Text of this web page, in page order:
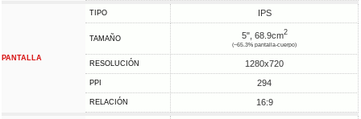
PANTALLA
TIPO IPS
TAMAÑO 5", 68.9cm2
(~65.3% pantalla-cuerpo)
RESOLUCIÓN 1280x720
PPI 294
RELACIÓN 16:9